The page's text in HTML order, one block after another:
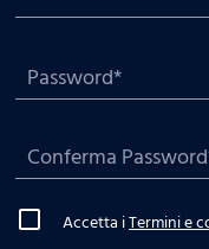
Accetta iTermini e